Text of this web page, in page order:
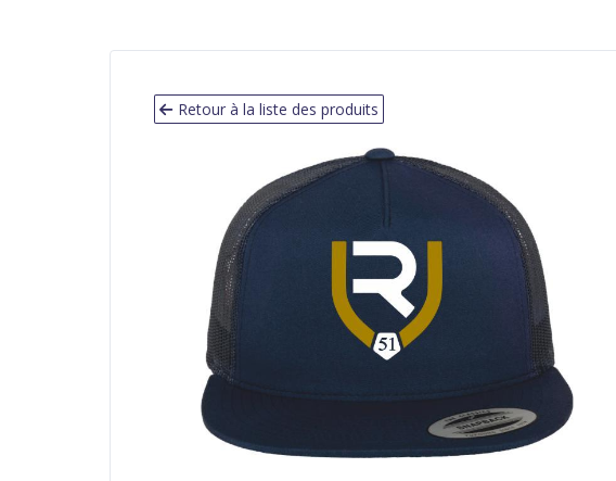
Retour à la liste des produits